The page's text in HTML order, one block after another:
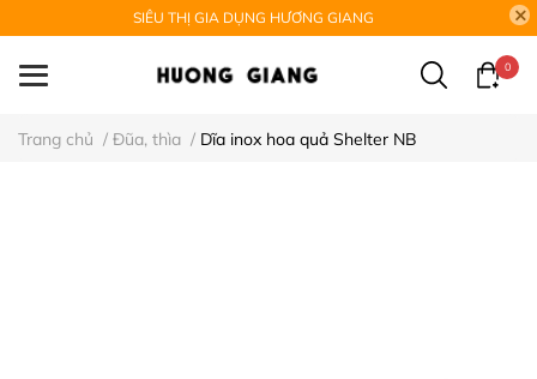
SIÊU THỊ GIA DỤNG HƯƠNG GIANG
0
Trang chủ / Đũa, thìa / Dĩa inox hoa quả Shelter NB